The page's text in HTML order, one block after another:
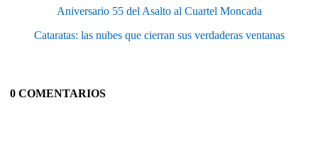
Aniversario 55 del Asalto al Cuartel Moncada
Cataratas: las nubes que cierran sus verdaderas ventanas
0 COMENTARIOS